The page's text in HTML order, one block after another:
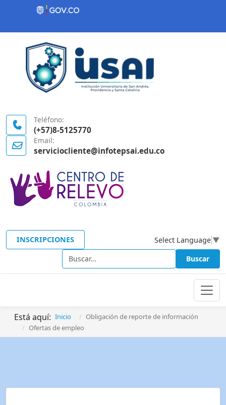
Contenido inicial
Teléfono:
(+57)8-5125770
Email:
serviciocliente@infotepsai.edu.co
INSCRIPCIONES Select Language ▼
Buscar Buscar
Está aquí: Inicio
Obligación de reporte de información
Ofertas de empleo